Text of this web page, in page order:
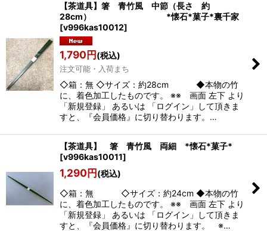
【茶道具】箸 青竹風 中節（長さ 約
28cm） *懐石*菓子*裏千家
[v996kas10012]
1,790円(税込)
注文可能・入荷まち
◇箱：無 ◇サイズ：約28cm ◆本物の竹
に、着色加工したものです。 ※※ 画面 左下 より
「新規登録」 あるいは 「ログイン」して頂きま
すと、『会員価格』に切り替わります。…
【茶道具】 箸 青竹風 両細 *懐石*菓子*
[v996kas10011]
1,290円(税込)
◇箱：無 ◇サイズ：約24cm ◆本物の竹
に、着色加工したものです。 ※※ 画面 左下 より
「新規登録」 あるいは 「ログイン」して頂きま
すと、『会員価格』に切り替わります。 ※…